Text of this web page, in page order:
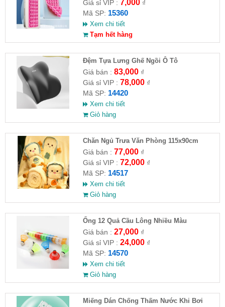
Giá sỉ VIP : 7,000₫
Mã SP: 15360
Xem chi tiết
Tạm hết hàng
Đệm Tựa Lưng Ghế Ngồi Ô Tô
Giá bán : 83,000₫
Giá sỉ VIP : 78,000₫
Mã SP: 14420
Xem chi tiết
Giỏ hàng
Chăn Ngủ Trưa Văn Phòng 115x90cm
Giá bán : 77,000₫
Giá sỉ VIP : 72,000₫
Mã SP: 14517
Xem chi tiết
Giỏ hàng
Ống 12 Quả Cầu Lông Nhiều Màu
Giá bán : 27,000₫
Giá sỉ VIP : 24,000₫
Mã SP: 14570
Xem chi tiết
Giỏ hàng
Miếng Dán Chống Thấm Nước Khi Bơi